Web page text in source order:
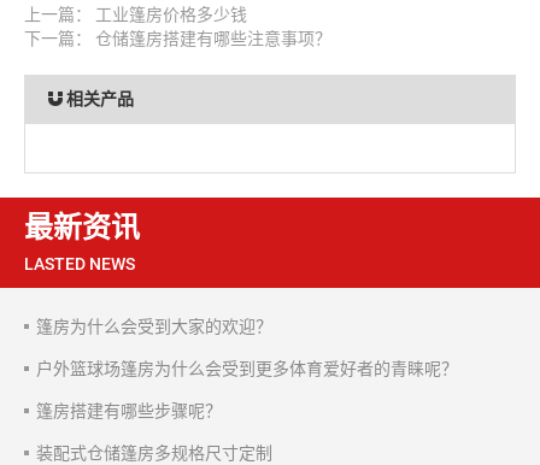
上一篇： 工业篷房价格多少钱
下一篇： 仓储篷房搭建有哪些注意事项？
相关产品
最新资讯
LASTED NEWS
篷房为什么会受到大家的欢迎？
户外篮球场篷房为什么会受到更多体育爱好者的青睐呢？
篷房搭建有哪些步骤呢？
装配式仓储篷房多规格尺寸定制